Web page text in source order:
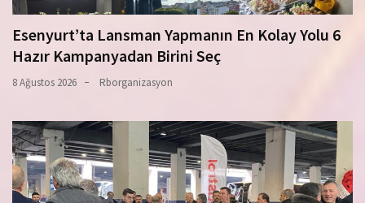
Esenyurt’ta Lansman Yapmanın En Kolay Yolu 6
Hazır Kampanyadan Birini Seç
8 Ağustos 2026 Rborganizasyon